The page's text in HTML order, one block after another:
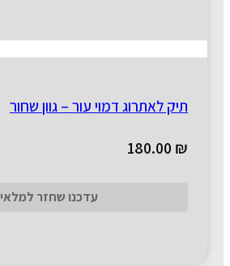
תיק לאתרוג דמוי עור – גוון שחור
180.00 ₪
עדכנו שחזר למלאי